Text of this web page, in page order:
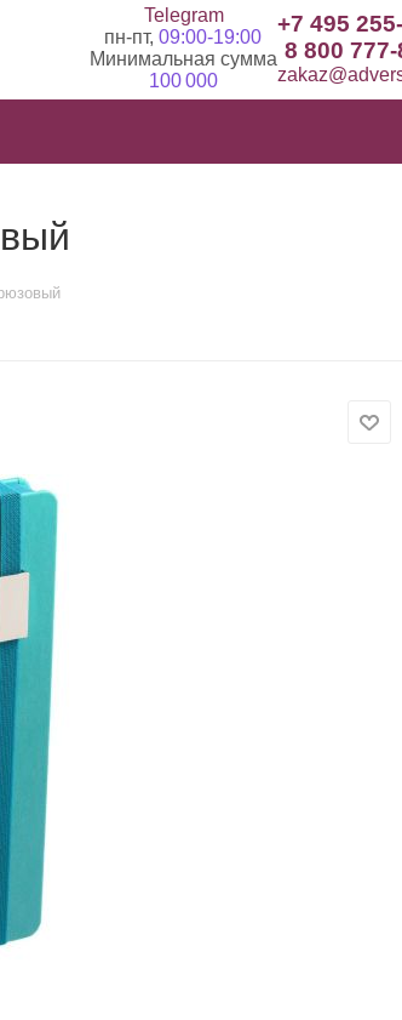
Telegram
пн-пт, 09:00-19:00
Минимальная сумма
100 000
+7 495
8 800